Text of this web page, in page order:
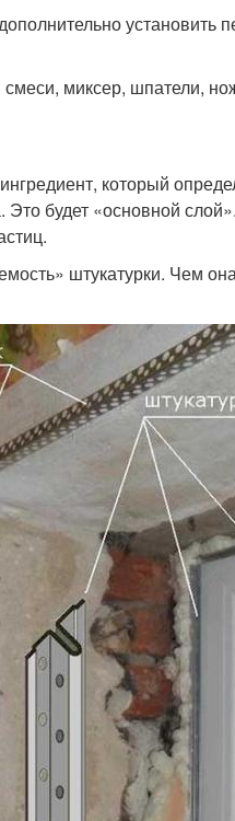
установить
миксер, шпатели,
который
будет «основной
штукатурки. Чем